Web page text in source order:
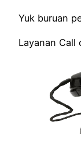
Yuk buruan
Layanan Call